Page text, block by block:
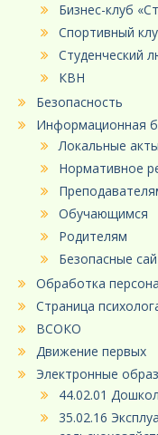
Бизнес-клуб
Спортивный
Студенческий
КВН
Безопасность
Информационная
Локальные акты
Нормативное
Обучающимся
Родителям
Безопасные
Обработка
Страница
ВСОКО
Движение первых
Электронные
44.02.01
35.02.16